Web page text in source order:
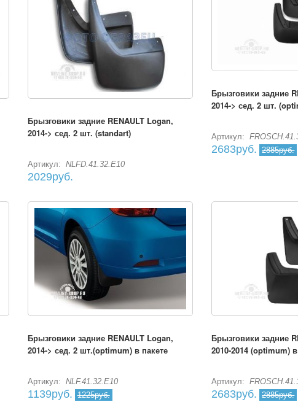
Брызговики задние RENAULT Logan,
2014-> сед. 2 шт. (standart)
Артикул: NLFD.41.32.E10
2029руб.
Брызговики задние
2014-> сед. 2 шт.
Артикул:
2683руб. 2885руб.
Брызговики задние RENAULT Logan,
2014-> сед. 2 шт.(optimum) в пакете
Артикул: NLF.41.32.E10
1139руб. 1225руб.
Брызговики задние
2010-2014 (optimum)
Артикул:
2683руб. 2885руб.